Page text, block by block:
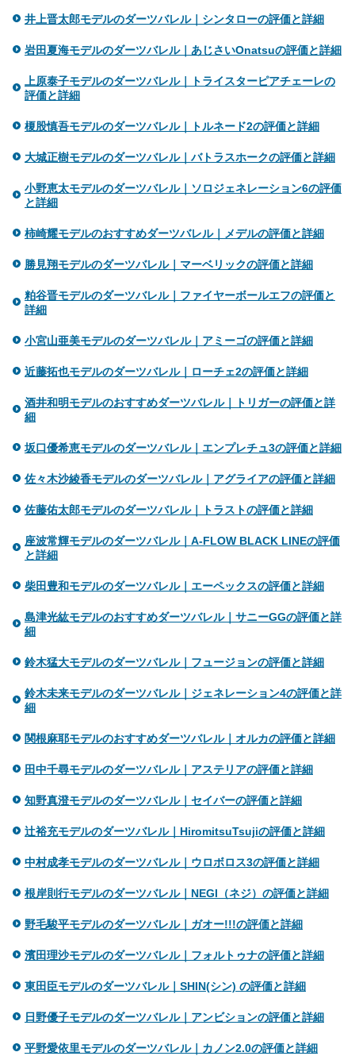
井上晋太郎モデルのダーツバレル｜シンタローの評価と詳細
岩田夏海モデルのダーツバレル｜あじさいOnatsuの評価と詳細
上原泰子モデルのダーツバレル｜トライスターピアチェーレの
評価と詳細
榎股慎吾モデルのダーツバレル｜トルネード2の評価と詳細
大城正樹モデルのダーツバレル｜バトラスホークの評価と詳細
小野恵太モデルのダーツバレル｜ソロジェネレーション6の評価
と詳細
柿崎耀モデルのおすすめダーツバレル｜メデルの評価と詳細
勝見翔モデルのダーツバレル｜マーベリックの評価と詳細
粕谷晋モデルのダーツバレル｜ファイヤーボールエフの評価と
詳細
小宮山亜美モデルのダーツバレル｜アミーゴの評価と詳細
近藤拓也モデルのダーツバレル｜ローチェ2の評価と詳細
酒井和明モデルのおすすめダーツバレル｜トリガーの評価と詳
細
坂口優希恵モデルのダーツバレル｜エンプレチュ3の評価と詳細
佐々木沙綾香モデルのダーツバレル｜アグライアの評価と詳細
佐藤佑太郎モデルのダーツバレル｜トラストの評価と詳細
座波常輝モデルのダーツバレル｜A-FLOW BLACK LINEの評価
と詳細
柴田豊和モデルのダーツバレル｜エーペックスの評価と詳細
島津光紘モデルのおすすめダーツバレル｜サニーGGの評価と詳
細
鈴木猛大モデルのダーツバレル｜フュージョンの評価と詳細
鈴木未来モデルのダーツバレル｜ジェネレーション4の評価と詳
細
関根麻耶モデルのおすすめダーツバレル｜オルカの評価と詳細
田中千尋モデルのダーツバレル｜アステリアの評価と詳細
知野真澄モデルのダーツバレル｜セイバーの評価と詳細
辻裕充モデルのダーツバレル｜HiromitsuTsujiの評価と詳細
中村成孝モデルのダーツバレル｜ウロボロス3の評価と詳細
根岸則行モデルのダーツバレル｜NEGI（ネジ）の評価と詳細
野毛駿平モデルのダーツバレル｜ガオー!!!の評価と詳細
濱田理沙モデルのダーツバレル｜フォルトゥナの評価と詳細
東田臣モデルのダーツバレル｜SHIN(シン) の評価と詳細
日野優子モデルのダーツバレル｜アンビションの評価と詳細
平野愛依里モデルのダーツバレル｜カノン2.0の評価と詳細